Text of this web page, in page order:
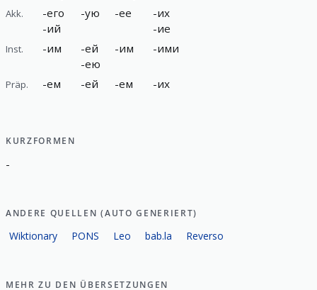
Akk. -его
-ий
-ую -ее -их
-ие
Inst. -им -ей
-ею
-им -ими
Präp. -ем -ей -ем -их
KURZFORMEN
-
ANDERE QUELLEN (AUTO GENERIERT)
Wiktionary PONS Leo bab.la Reverso
MEHR ZU DEN ÜBERSETZUNGEN